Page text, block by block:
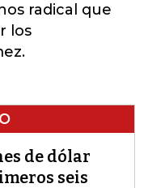
radical que
los
de dólar
seis